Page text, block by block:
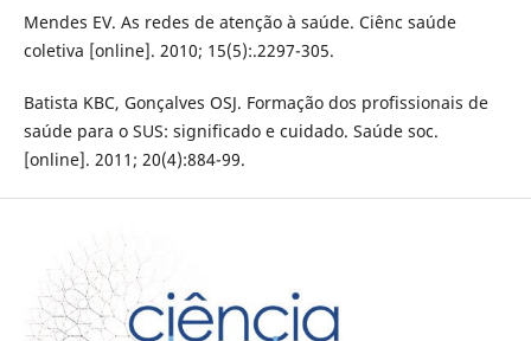
Mendes EV. As redes de atenção à saúde. Ciênc saúde
coletiva [online]. 2010; 15(5):.2297-305.
Batista KBC, Gonçalves OSJ. Formação dos profissionais de
saúde para o SUS: significado e cuidado. Saúde soc.
[online]. 2011; 20(4):884-99.